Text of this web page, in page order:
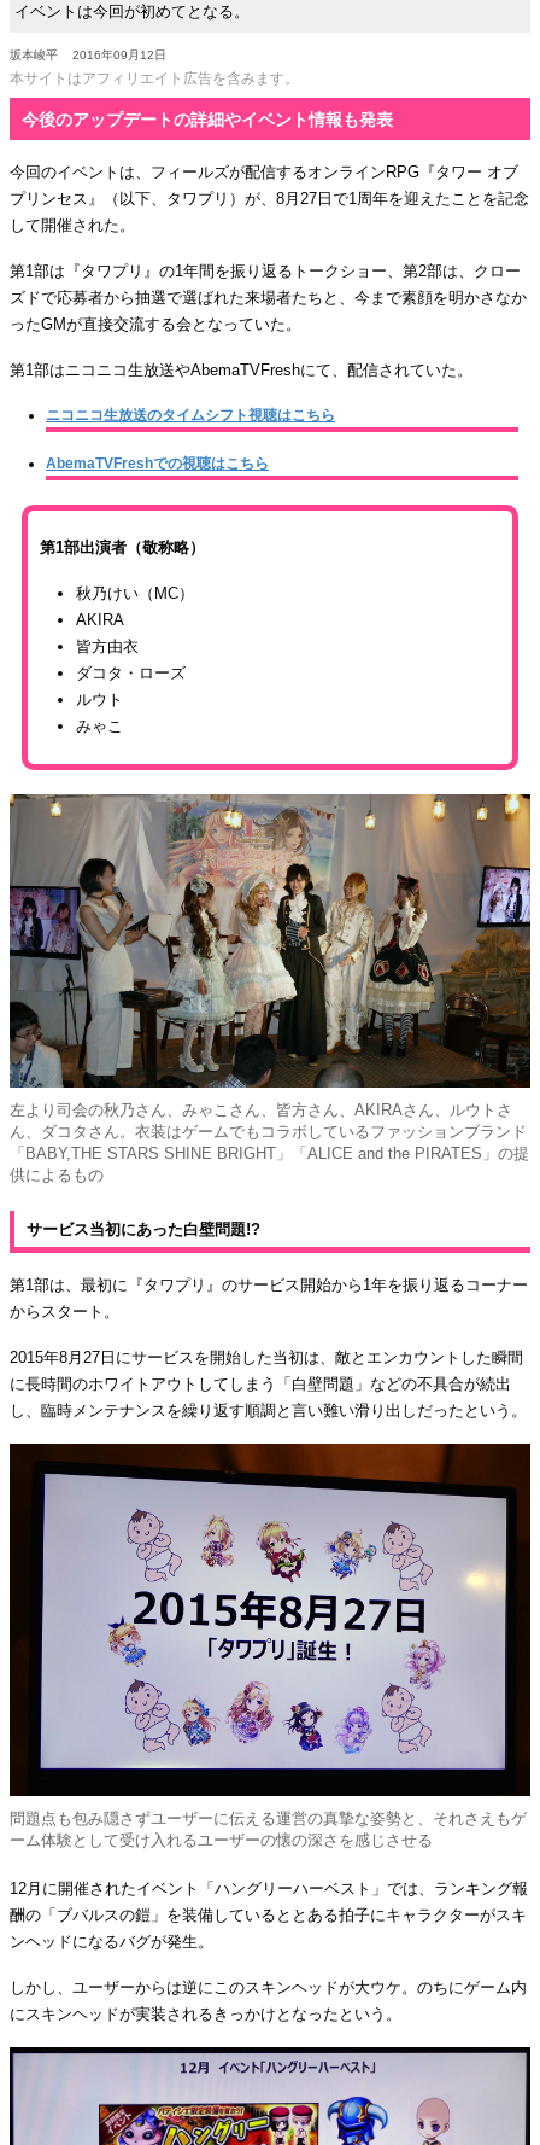
イベントは今回が初めてとなる。
坂本峻平 2016年09月12日
本サイトはアフィリエイト広告を含みます。
今後のアップデートの詳細やイベント情報も発表
今回のイベントは、フィールズが配信するオンラインRPG『タワー オブ
プリンセス』（以下、タワプリ）が、8月27日で1周年を迎えたことを記念
して開催された。
第1部は『タワプリ』の1年間を振り返るトークショー、第2部は、クロー
ズドで応募者から抽選で選ばれた来場者たちと、今まで素顔を明かさなか
ったGMが直接交流する会となっていた。
第1部はニコニコ生放送やAbemaTVFreshにて、配信されていた。
ニコニコ生放送のタイムシフト視聴はこちら
AbemaTVFreshでの視聴はこちら
第1部出演者（敬称略）
秋乃けい（MC）
AKIRA
皆方由衣
ダコタ・ローズ
ルウト
みゃこ
左より司会の秋乃さん、みゃこさん、皆方さん、AKIRAさん、ルウトさ
ん、ダコタさん。衣装はゲームでもコラボしているファッションブランド
「BABY,THE STARS SHINE BRIGHT」「ALICE and the PIRATES」の提
供によるもの
サービス当初にあった白壁問題!?
第1部は、最初に『タワプリ』のサービス開始から1年を振り返るコーナー
からスタート。
2015年8月27日にサービスを開始した当初は、敵とエンカウントした瞬間
に長時間のホワイトアウトしてしまう「白壁問題」などの不具合が続出
し、臨時メンテナンスを繰り返す順調と言い難い滑り出しだったという。
問題点も包み隠さずユーザーに伝える運営の真摯な姿勢と、それさえもゲ
ーム体験として受け入れるユーザーの懐の深さを感じさせる
12月に開催されたイベント「ハングリーハーベスト」では、ランキング報
酬の「ブバルスの鎧」を装備しているととある拍子にキャラクターがスキ
ンヘッドになるバグが発生。
しかし、ユーザーからは逆にこのスキンヘッドが大ウケ。のちにゲーム内
にスキンヘッドが実装されるきっかけとなったという。